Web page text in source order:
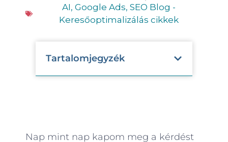
AI, Google Ads, SEO Blog -
Keresőoptimalizálás cikkek
Tartalomjegyzék
Nap mint nap kapom meg a kérdést